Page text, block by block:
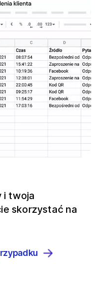
i twoja
skorzystać na